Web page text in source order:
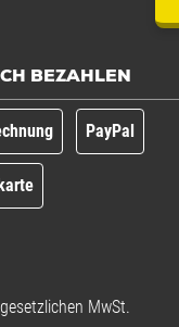
BEZAHLEN
PayPal
MwSt.